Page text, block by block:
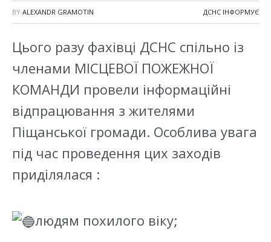
BY ALEXANDR GRAMOTIN ДСНС ІНФОРМУЄ
Цього разу фахівці ДСНС спільно із
членами МІСЦЕВОЇ ПОЖЕЖНОЇ
КОМАНДИ провели інформаційні
відпрацювання з жителями
Піщанської громади. Особлива увага
під час проведення цих заходів
приділялася :
людям похилого віку;